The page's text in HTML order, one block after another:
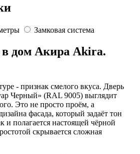
Замковая система
в дом Акира Akira.
- признак смелого вкуса. Дверь
Черный» (RAL 9005) выглядит
Это не просто проём, а
фасада, который задаёт тон
и полагается настоящей чёрной
скрывается сложная